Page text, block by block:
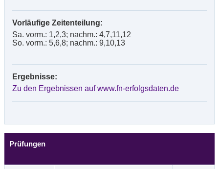
Vorläufige Zeitenteilung:
Sa. vorm.: 1,2,3; nachm.: 4,7,11,12
So. vorm.: 5,6,8; nachm.: 9,10,13
Ergebnisse:
Zu den Ergebnissen auf www.fn-erfolgsdaten.de
Prüfungen